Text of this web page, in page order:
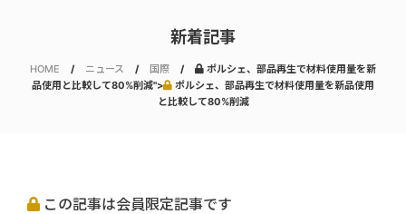
新着記事
HOME ニュース 国際
ポルシェ、部品再生で材料使用量を新
品使用と比較して80%削減">
ポルシェ、部品再生で材料使用量を新品使用
と比較して80%削減
この記事は会員限定記事です